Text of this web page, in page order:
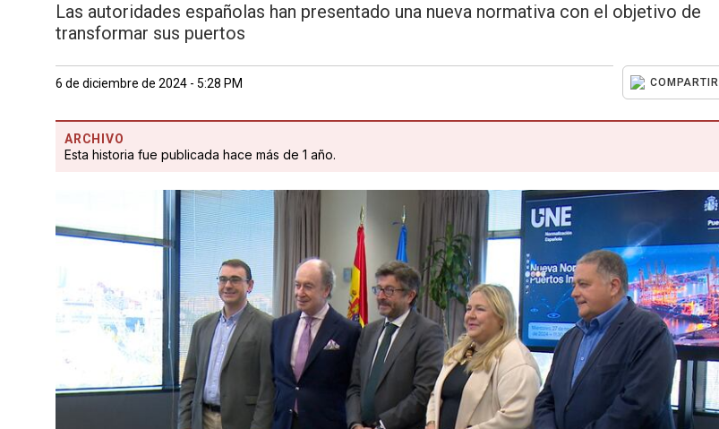
Las autoridades españolas han presentado una nueva normativa con el objetivo de
transformar sus puertos
6 de diciembre de 2024 - 5:28 PM COMPARTIR
ARCHIVO
Esta historia fue publicada hace más de 1 año.